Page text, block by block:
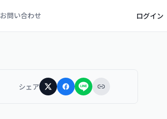
お問い合わせ ログイン
シェア